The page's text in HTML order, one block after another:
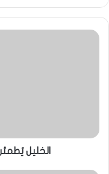
الخليل